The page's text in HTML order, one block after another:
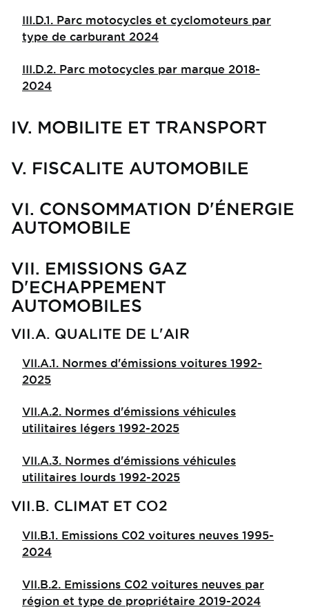
III.D.1. Parc motocycles et cyclomoteurs par
type de carburant 2024
III.D.2. Parc motocycles par marque 2018-
2024
IV. MOBILITE ET TRANSPORT
V. FISCALITE AUTOMOBILE
VI. CONSOMMATION D'ÉNERGIE
AUTOMOBILE
VII. EMISSIONS GAZ
D'ECHAPPEMENT
AUTOMOBILES
VII.A. QUALITE DE L'AIR
VII.A.1. Normes d'émissions voitures 1992-
2025
VII.A.2. Normes d'émissions véhicules
utilitaires légers 1992-2025
VII.A.3. Normes d'émissions véhicules
utilitaires lourds 1992-2025
VII.B. CLIMAT ET CO2
VII.B.1. Emissions C02 voitures neuves 1995-
2024
VII.B.2. Emissions C02 voitures neuves par
région et type de propriétaire 2019-2024